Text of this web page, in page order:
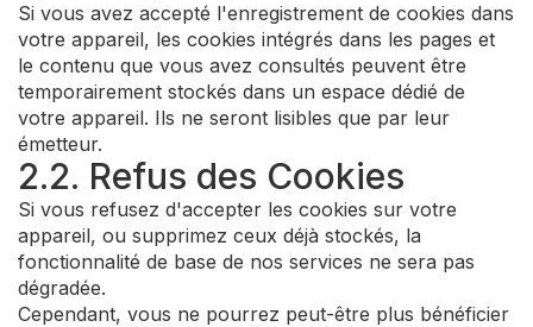
Si vous avez accepté l'enregistrement de cookies dans
votre appareil, les cookies intégrés dans les pages et
le contenu que vous avez consultés peuvent être
temporairement stockés dans un espace dédié de
votre appareil. Ils ne seront lisibles que par leur
émetteur.
2.2. Refus des Cookies
Si vous refusez d'accepter les cookies sur votre
appareil, ou supprimez ceux déjà stockés, la
fonctionnalité de base de nos services ne sera pas
dégradée.
Cependant, vous ne pourrez peut-être plus bénéficier